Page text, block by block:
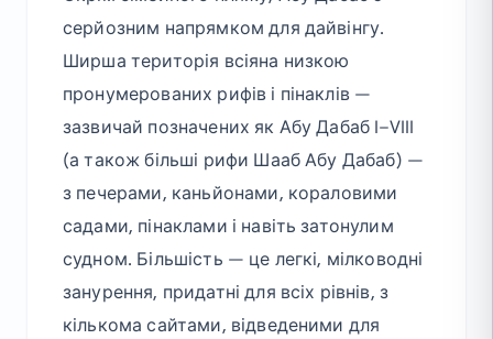
серйозним напрямком для дайвінгу.
Ширша територія всіяна низкою
пронумерованих рифів і пінаклів —
зазвичай позначених як Абу Дабаб I–VIII
(а також більші рифи Шааб Абу Дабаб) —
з печерами, каньйонами, кораловими
садами, пінаклами і навіть затонулим
судном. Більшість — це легкі, мілководні
занурення, придатні для всіх рівнів, з
кількома сайтами, відведеними для